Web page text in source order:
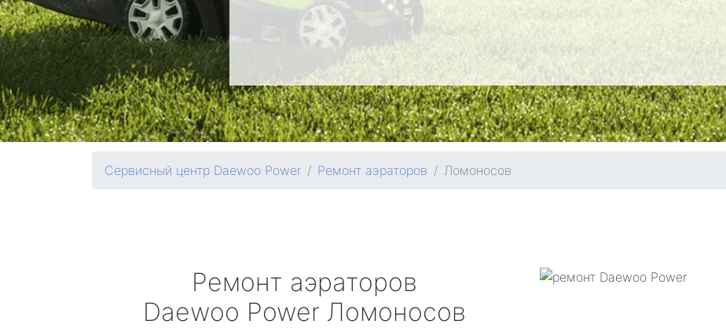
Сервисный центр Daewoo Power Ремонт аэраторов Ломоносов
Ремонт аэраторов
Daewoo Power Ломоносов